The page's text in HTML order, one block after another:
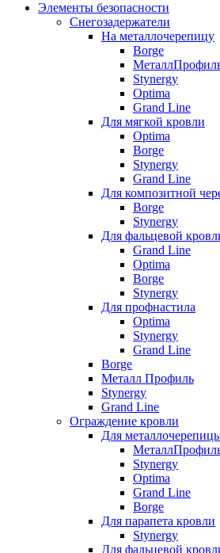
Элементы безопасности
Снегозадержатели
На металлочерепицу
Borge
Stynergy
Optima
Grand Line
Для мягкой кровли
Optima
Borge
Stynergy
Grand Line
Для композитной
Borge
Stynergy
Для фальцевой
Grand Line
Optima
Borge
Stynergy
Для профнастила
Optima
Stynergy
Grand Line
Borge
Металл Профиль
Stynergy
Grand Line
Ограждение кровли
Для
Stynergy
Optima
Grand Line
Borge
Для парапета кровли
Stynergy
Для фальцевой